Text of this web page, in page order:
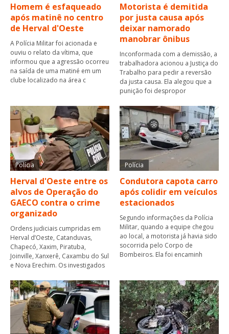
Homem é esfaqueado
após matinê no centro
de Herval d'Oeste
A Polícia Militar foi acionada e
ouviu o relato da vítima, que
informou que a agressão ocorreu
na saída de uma matiné em um
clube localizado na área c
Motorista é demitida
por justa causa após
deixar namorado
manobrar ônibus
Inconformada com a demissão, a
trabalhadora acionou a Justiça do
Trabalho para pedir a reversão
da justa causa. Ela alegou que a
punição foi despropor
Polícia
Herval d'Oeste entre os
alvos de Operação do
GAECO contra o crime
organizado
Ordens judiciais cumpridas em
Herval d’Oeste, Catanduvas,
Chapecó, Xaxim, Piratuba,
Joinville, Xanxerê, Caxambu do Sul
e Nova Erechim. Os investigados
Polícia
Condutora capota carro
após colidir em veículos
estacionados
Segundo informações da Polícia
Militar, quando a equipe chegou
ao local, a motorista já havia sido
socorrida pelo Corpo de
Bombeiros. Ela foi encaminh